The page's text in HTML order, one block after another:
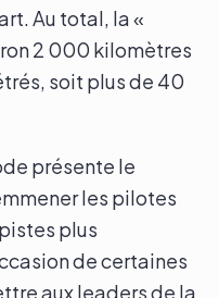
Au total, la «
2 000 kilomètres
soit plus de 40
présente le
les pilotes
plus
de certaines
aux leaders de la